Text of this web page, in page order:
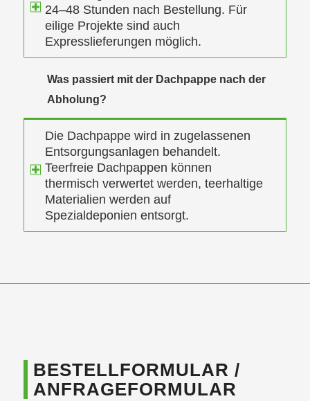
24–48 Stunden nach Bestellung. Für
eilige Projekte sind auch
Expresslieferungen möglich.
Was passiert mit der Dachpappe nach der
Abholung?
Die Dachpappe wird in zugelassenen
Entsorgungsanlagen behandelt.
Teerfreie Dachpappen können
thermisch verwertet werden, teerhaltige
Materialien werden auf
Spezialdeponien entsorgt.
BESTELLFORMULAR /
ANFRAGEFORMULAR